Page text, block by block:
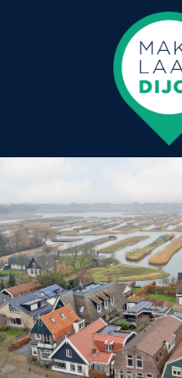
op
Verkocht -